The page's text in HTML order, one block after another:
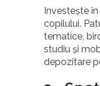
Investește
copilului.
tematice,
studiu și
depozitare